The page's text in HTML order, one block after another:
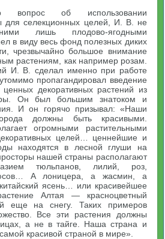
вопрос об использовании
для селекционных целей, И. В. не
лишь плодово-ягодными
в виду весь фонд полезных диких
чрезвычайно большое внимание
растениям, как например розам.
И. В. сделал именно при работе
пропагандировал введение
ценных декоративных растений из
Он был большим знатоком и
И он горячо призывал: «Наши
должны быть красивыми.
огромными растительными
целей… ценнейшие и
находятся в лесной глуши на
нашей страны располагают
тюльпанов, лилий, роз,
А лоницера, а жасмин, а
ясень… или красивейшее
Алтая — красноцветный
еще на снегу. Таких примеров
Все эти растения должны
а не в тайге. Наша страна и
красивой страной в мире».